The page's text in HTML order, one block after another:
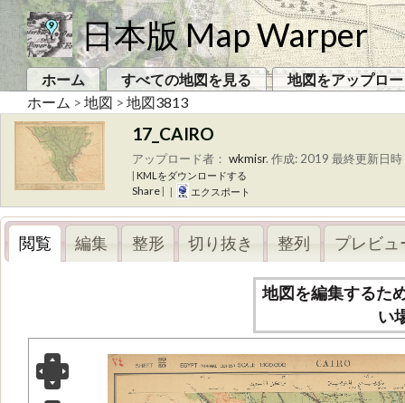
日本版 Map Warper
ホーム すべての地図を見る
地図をアップロ
ホーム > 地図 > 地図3813
17_CAIRO
アップロード者： wkmisr. 作成: 2019 最終更新日
| KMLをダウンロードする
Share | | エクスポート
閲覧 編集 整形 切り抜き 整列 プレビュ
地図を編集するた
い